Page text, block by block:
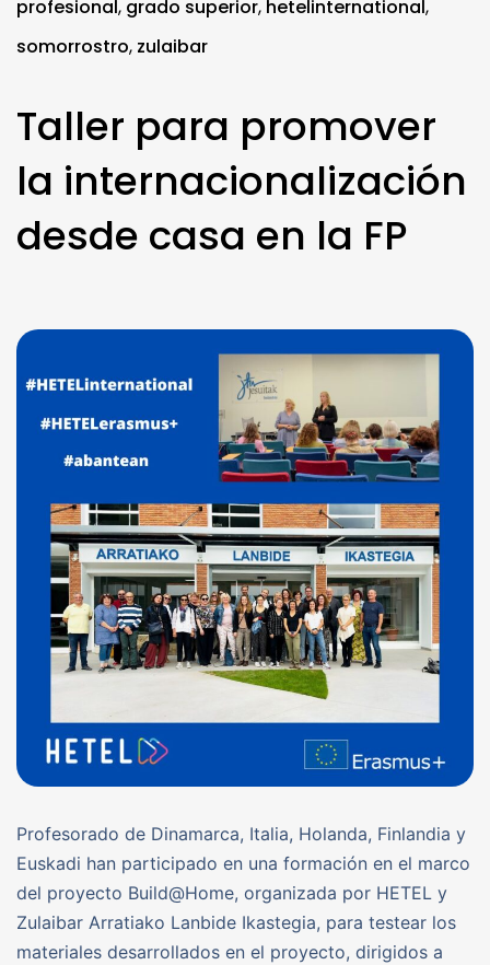
profesional, grado superior, hetelinternational,
somorrostro, zulaibar
Taller para promover
la internacionalización
desde casa en la FP
Profesorado de Dinamarca, Italia, Holanda, Finlandia y
Euskadi han participado en una formación en el marco
del proyecto Build@Home, organizada por HETEL y
Zulaibar Arratiako Lanbide Ikastegia, para testear los
materiales desarrollados en el proyecto, dirigidos a